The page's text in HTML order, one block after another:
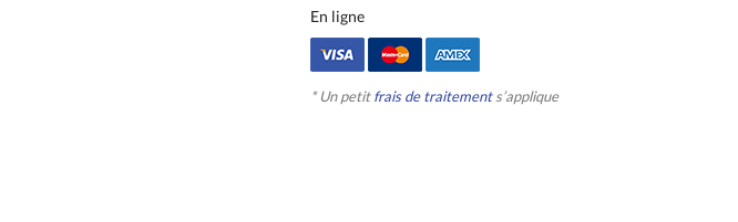
En ligne
* Un petitfrais de traitements’applique